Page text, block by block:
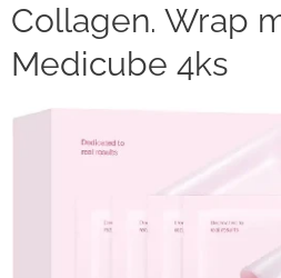
Collagen. Wrap
Medicube 4ks